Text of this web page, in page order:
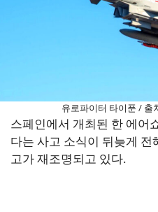
유로파이터 타이푼 / 출
스페인에서 개최된 한 에어
다는 사고 소식이 뒤늦게
고가 재조명되고 있다.